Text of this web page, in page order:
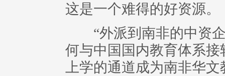
这是一个难得的好资源。
“外派到南非的中资企
何与中国国内教育体系
上学的通道成为南非华